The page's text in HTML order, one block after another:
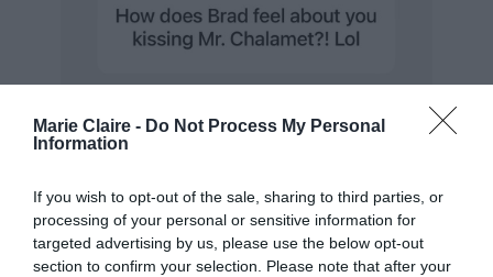
Marie Claire - Do Not Process My Personal
Information
If you wish to opt-out of the sale, sharing to third parties, or
processing of your personal or sensitive information for
targeted advertising by us, please use the below opt-out
section to confirm your selection. Please note that after your